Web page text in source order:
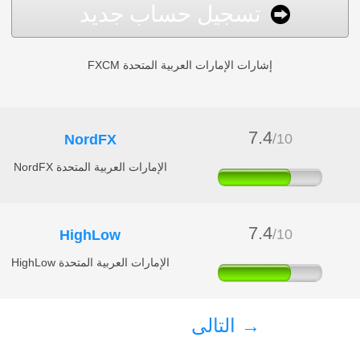
تسجيل حساب جديد
FXCM إشارات الإمارات العربية المتحدة
NordFX 7.4/10
NordFX الإمارات العربية المتحدة
HighLow 7.4/10
HighLow الإمارات العربية المتحدة
التالى →